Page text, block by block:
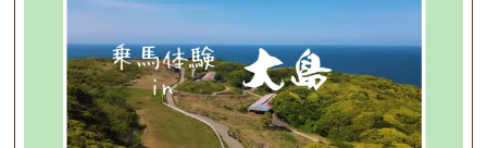
ございます。 その際、ご予約いただいている皆様には事
前にご連絡いたします。MIKIホーストレックのツアー
はこちら
ーツ競技として、老若男女様々な方が、日々乗馬をお楽
しみいただいています。 なお、ゴールデンウィークと夏
休み期間中は無休で営業していますので、ぜひご家族で
お越しください！大山乗馬センターの紹介記事はこち